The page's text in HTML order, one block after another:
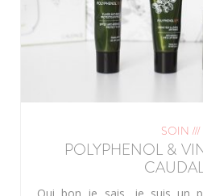
SOIN ///
POLYPHENOL &